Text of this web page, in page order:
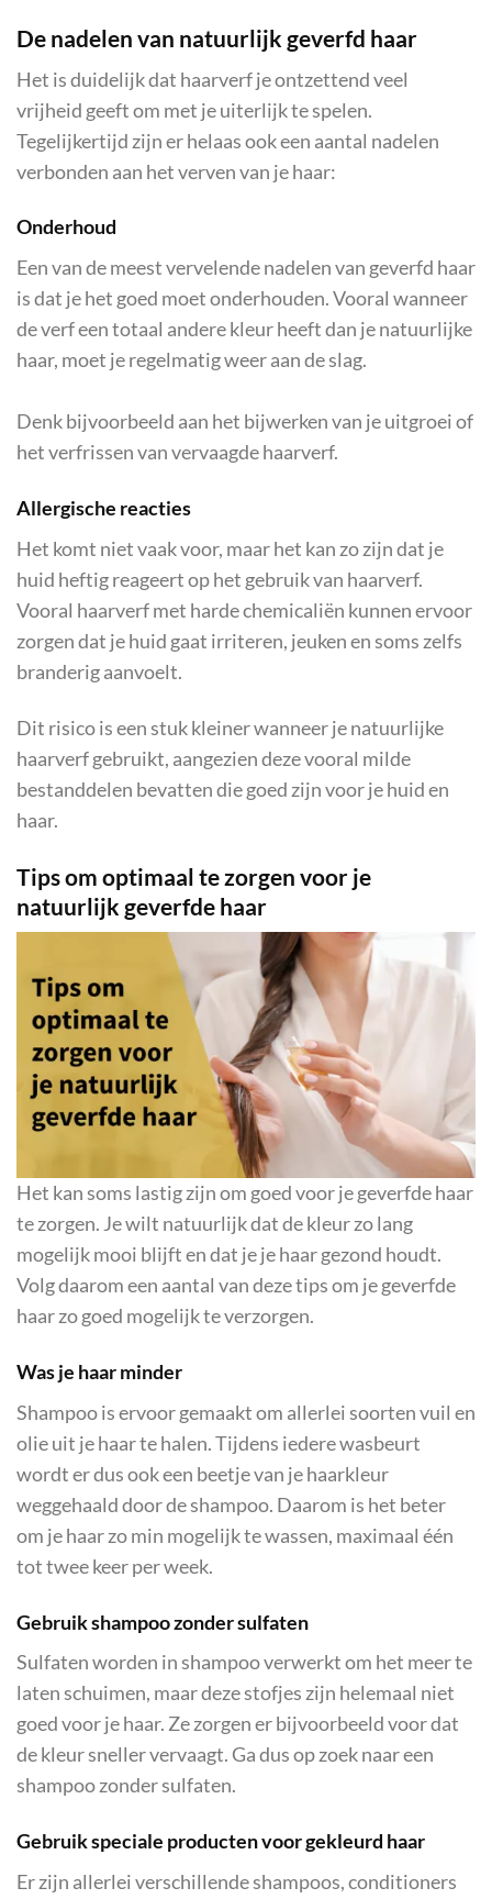
De nadelen van natuurlijk geverfd haar
Het is duidelijk dat haarverf je ontzettend veel
vrijheid geeft om met je uiterlijk te spelen.
Tegelijkertijd zijn er helaas ook een aantal nadelen
verbonden aan het verven van je haar:
Onderhoud
Een van de meest vervelende nadelen van geverfd haar
is dat je het goed moet onderhouden. Vooral wanneer
de verf een totaal andere kleur heeft dan je natuurlijke
haar, moet je regelmatig weer aan de slag.
Denk bijvoorbeeld aan het bijwerken van je uitgroei of
het verfrissen van vervaagde haarverf.
Allergische reacties
Het komt niet vaak voor, maar het kan zo zijn dat je
huid heftig reageert op het gebruik van haarverf.
Vooral haarverf met harde chemicaliën kunnen ervoor
zorgen dat je huid gaat irriteren, jeuken en soms zelfs
branderig aanvoelt.
Dit risico is een stuk kleiner wanneer je natuurlijke
haarverf gebruikt, aangezien deze vooral milde
bestanddelen bevatten die goed zijn voor je huid en
haar.
Tips om optimaal te zorgen voor je
natuurlijk geverfde haar
Het kan soms lastig zijn om goed voor je geverfde haar
te zorgen. Je wilt natuurlijk dat de kleur zo lang
mogelijk mooi blijft en dat je je haar gezond houdt.
Volg daarom een aantal van deze tips om je geverfde
haar zo goed mogelijk te verzorgen.
Was je haar minder
Shampoo is ervoor gemaakt om allerlei soorten vuil en
olie uit je haar te halen. Tijdens iedere wasbeurt
wordt er dus ook een beetje van je haarkleur
weggehaald door de shampoo. Daarom is het beter
om je haar zo min mogelijk te wassen, maximaal één
tot twee keer per week.
Gebruik shampoo zonder sulfaten
Sulfaten worden in shampoo verwerkt om het meer te
laten schuimen, maar deze stofjes zijn helemaal niet
goed voor je haar. Ze zorgen er bijvoorbeeld voor dat
de kleur sneller vervaagt. Ga dus op zoek naar een
shampoo zonder sulfaten.
Gebruik speciale producten voor gekleurd haar
Er zijn allerlei verschillende shampoos, conditioners